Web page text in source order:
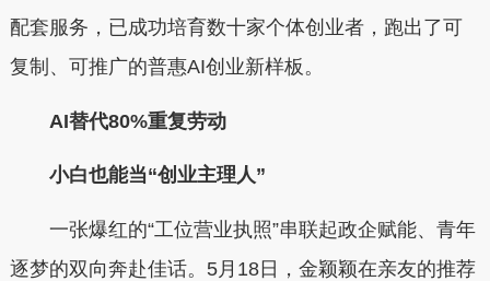
配套服务，已成功培育数十家个体创业者，跑出了可
复制、可推广的普惠AI创业新样板。
AI替代80%重复劳动
小白也能当“创业主理人”
一张爆红的“工位营业执照”串联起政企赋能、青年
逐梦的双向奔赴佳话。5月18日，金颖颖在亲友的推荐